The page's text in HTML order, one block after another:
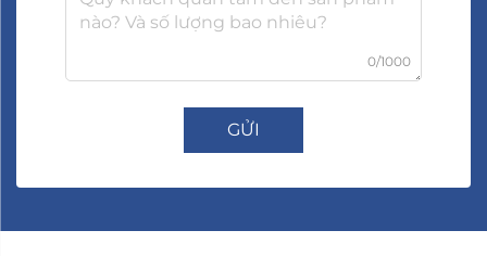
0/1000
GỬI